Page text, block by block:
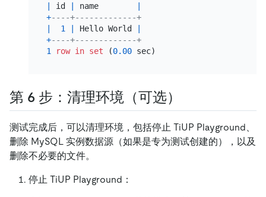
id name
+----+-------------+
1 Hello World
+----+-------------+
1
row in set (0.00
第 6 步：清理环境（可选）
测试完成后，可以清理环境，包括停止 TiUP Playground、
删除 MySQL 实例数据源（如果是专为测试创建的），以及
删除不必要的文件。
停止 TiUP Playground：